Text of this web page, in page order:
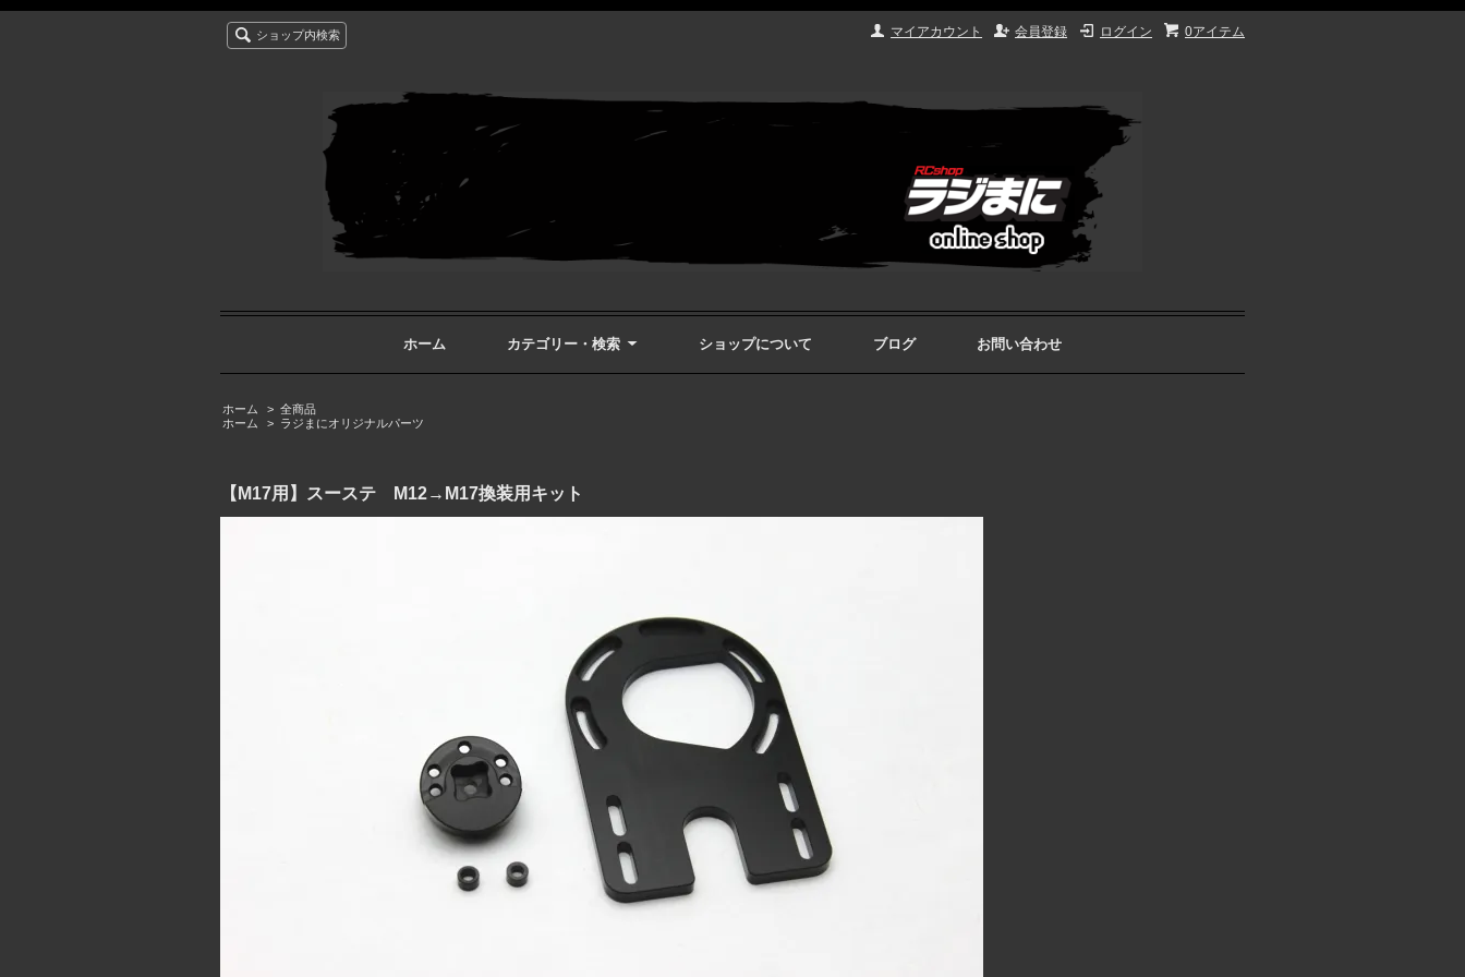
0アイテム
ログイン
会員登録
マイアカウント
ショップ内検索
ホーム カテゴリー・検索 ショップについて ブログ お問い合わせ
ホーム > 全商品
ホーム
> ラジまにオリジナルパーツ
【M17用】スーステ M12→M17換装用キット